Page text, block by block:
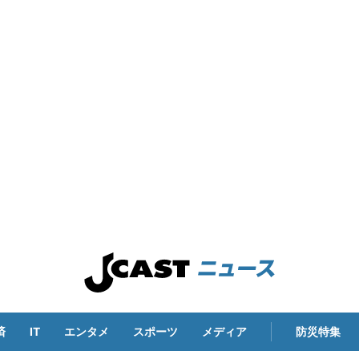
IT エンタメ スポーツ メディア 防災特集